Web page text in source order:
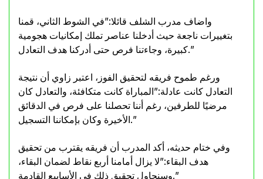
واضاف مدرب الشلف قائلا:”في الشوط الثاني، قمنا
بتغييرات ناجعة حيث أدخلنا عناصر تملك إمكانيات هجومية
كبيرة، وجاءتنا فرص حتى أدركنا هدف التعادل.”
ورغم طموح فريقه لتحقيق الفوز، اعتبر زاوي أن نتيجة
التعادل كانت عادلة:”المباراة كانت متكافئة، والتعادل كان
مرضيًا للطرفين، رغم أننا تحصلنا على فرص في الدقائق
الأخيرة وكان بإمكاننا التسجيل.”
وفي ختام حديثه، أكد المدرب أن فريقه يقترب من تحقيق
هدف البقاء:”لا يزال أمامنا أربع نقاط لضمان البقاء،
وسنحاول تحقيق ذلك في الأسابيع القادمة.”